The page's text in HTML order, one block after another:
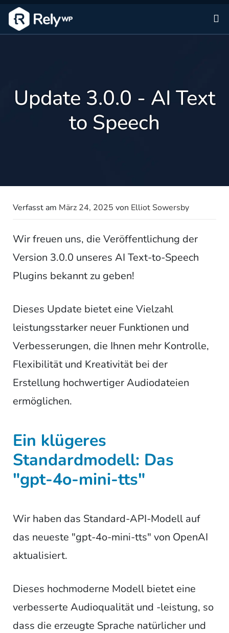
Update 3.0.0 - AI Text
to Speech
Verfasst am März 24, 2025 von Elliot Sowersby
Wir freuen uns, die Veröffentlichung der
Version 3.0.0 unseres AI Text-to-Speech
Plugins bekannt zu geben!
Dieses Update bietet eine Vielzahl
leistungsstarker neuer Funktionen und
Verbesserungen, die Ihnen mehr Kontrolle,
Flexibilität und Kreativität bei der
Erstellung hochwertiger Audiodateien
ermöglichen.
Ein klügeres
Standardmodell: Das
"gpt-4o-mini-tts"
Wir haben das Standard-API-Modell auf
das neueste "gpt-4o-mini-tts" von OpenAI
aktualisiert.
Dieses hochmoderne Modell bietet eine
verbesserte Audioqualität und -leistung, so
dass die erzeugte Sprache natürlicher und